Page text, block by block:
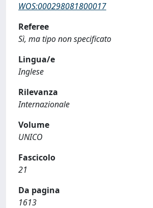
WOS:000298081800017
Referee
Sì, ma tipo non specificato
Lingua/e
Inglese
Rilevanza
Internazionale
Volume
UNICO
Fascicolo
21
Da pagina
1613